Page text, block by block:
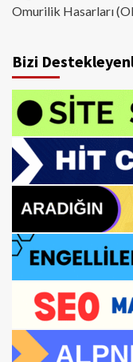
Omurilik Hasarları
Bizi